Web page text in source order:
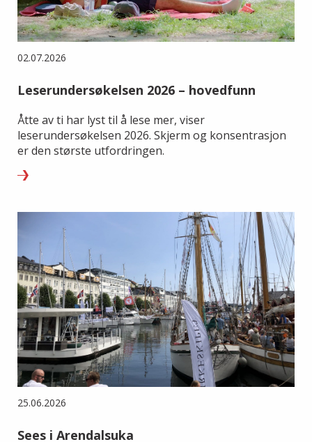
02.07.2026
Leserundersøkelsen 2026 – hovedfunn
Åtte av ti har lyst til å lese mer, viser
leserundersøkelsen 2026. Skjerm og konsentrasjon
er den største utfordringen.
25.06.2026
Sees i Arendalsuka